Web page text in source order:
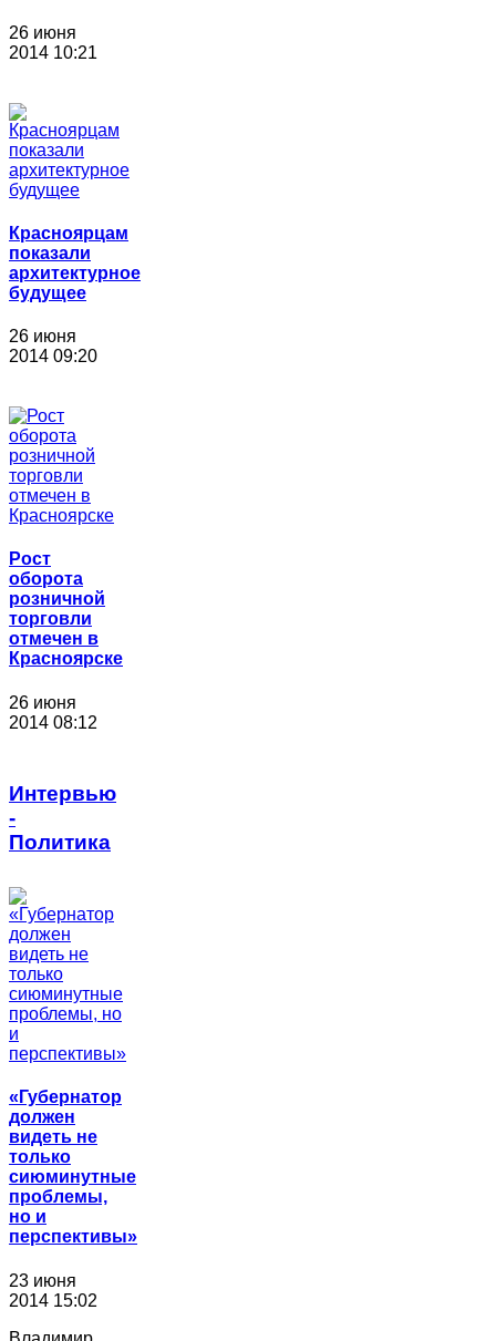
26 июня
2014 10:21
Красноярцам
показали
архитектурное
будущее
26 июня
2014 09:20
Рост
оборота
розничной
торговли
отмечен в
Красноярске
26 июня
2014 08:12
Интервью
-
Политика
«Губернатор
должен
видеть не
только
сиюминутные
проблемы,
но и
перспективы»
23 июня
2014 15:02